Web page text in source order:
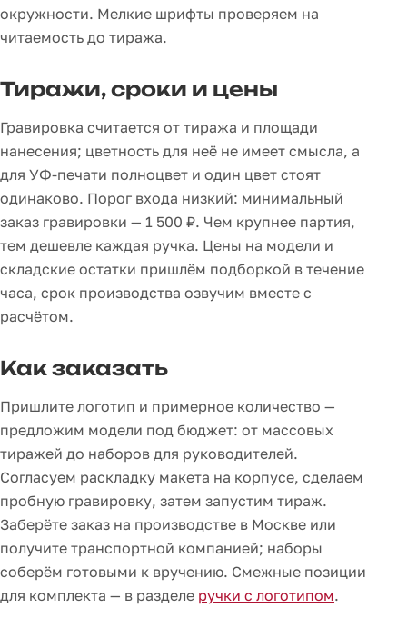
окружности. Мелкие шрифты проверяем на
читаемость до тиража.
Тиражи, сроки и цены
Гравировка считается от тиража и площади
нанесения; цветность для неё не имеет смысла, а
для УФ-печати полноцвет и один цвет стоят
одинаково. Порог входа низкий: минимальный
заказ гравировки — 1 500 ₽. Чем крупнее партия,
тем дешевле каждая ручка. Цены на модели и
складские остатки пришлём подборкой в течение
часа, срок производства озвучим вместе с
расчётом.
Как заказать
Пришлите логотип и примерное количество —
предложим модели под бюджет: от массовых
тиражей до наборов для руководителей.
Согласуем раскладку макета на корпусе, сделаем
пробную гравировку, затем запустим тираж.
Заберёте заказ на производстве в Москве или
получите транспортной компанией; наборы
соберём готовыми к вручению. Смежные позиции
для комплекта — в разделе ручки с логотипом.